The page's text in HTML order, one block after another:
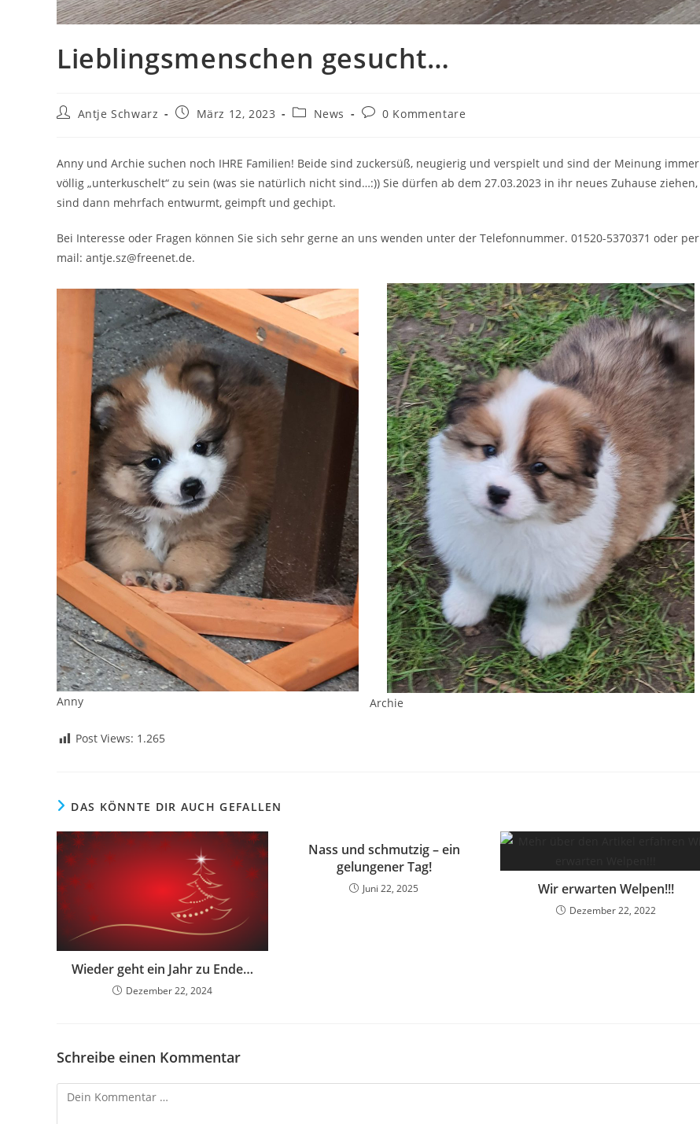
Lieblingsmenschen gesucht…
Beitrags-
Antje Schwarz
BeitragMärz 12, 2023
Beitrags-
News
Beitrags-
0 Kommentare
Anny und Archie suchen noch IHRE Familien! Beide sind zuckersüß, neugierig und verspielt und sind der Meinung immer
völlig „unterkuschelt“ zu sein (was sie natürlich nicht sind…:)) Sie dürfen ab dem 27.03.2023 in ihr neues Zuhause ziehen,
sind dann mehrfach entwurmt, geimpft und gechipt.
Bei Interesse oder Fragen können Sie sich sehr gerne an uns wenden unter der Telefonnummer. 01520-5370371 oder per
mail: antje.sz@freenet.de.
Anny Archie
Post Views: 1.265
DAS KÖNNTE DIR AUCH GEFALLEN
Wieder geht ein Jahr zu Ende…
Dezember 22, 2024
Nass und schmutzig – ein
gelungener Tag!
Juni 22, 2025 Wir erwarten Welpen!!!
Dezember 22, 2022
Schreibe einen Kommentar
Kommentar